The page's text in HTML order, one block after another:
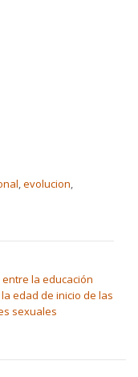
,evolucion,
entre la educación
edad de inicio de las
sexuales